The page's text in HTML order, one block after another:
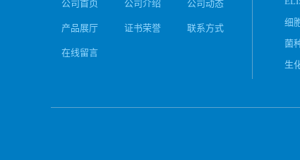
公司首页 公司介绍 公司动态
产品展厅 证书荣誉 联系方式
在线留言
细
菌
生